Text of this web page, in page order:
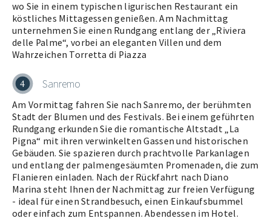
wo Sie in einem typischen ligurischen Restaurant ein
köstliches Mittagessen genießen. Am Nachmittag
unternehmen Sie einen Rundgang entlang der „Riviera
delle Palme“, vorbei an eleganten Villen und dem
Wahrzeichen Torretta di Piazza
4 Sanremo
Am Vormittag fahren Sie nach Sanremo, der berühmten
Stadt der Blumen und des Festivals. Bei einem geführten
Rundgang erkunden Sie die romantische Altstadt „La
Pigna“ mit ihren verwinkelten Gassen und historischen
Gebäuden. Sie spazieren durch prachtvolle Parkanlagen
und entlang der palmengesäumten Promenaden, die zum
Flanieren einladen. Nach der Rückfahrt nach Diano
Marina steht Ihnen der Nachmittag zur freien Verfügung
- ideal für einen Strandbesuch, einen Einkaufsbummel
oder einfach zum Entspannen. Abendessen im Hotel.